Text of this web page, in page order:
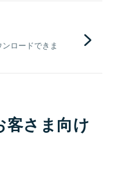
ロードできま
客さま向け